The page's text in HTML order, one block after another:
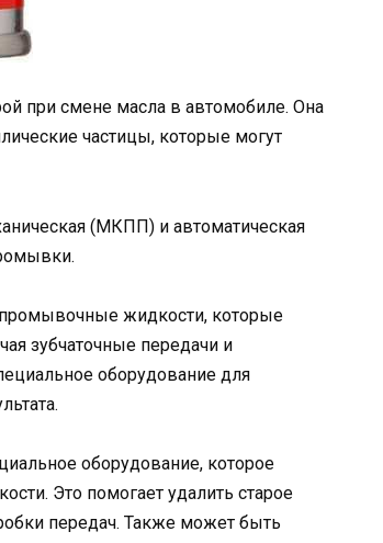
при смене масла в автомобиле. Она
частицы, которые могут
(МКПП) и автоматическая
жидкости, которые
зубчаточные передачи и
оборудование для
оборудование, которое
Это помогает удалить старое
передач. Также может быть